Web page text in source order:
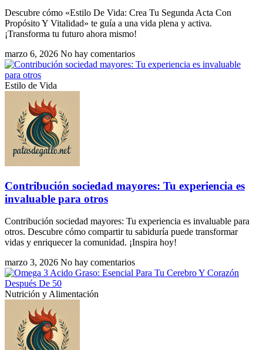
Descubre cómo «Estilo De Vida: Crea Tu Segunda Acta Con
Propósito Y Vitalidad» te guía a una vida plena y activa.
¡Transforma tu futuro ahora mismo!
marzo 6, 2026 No hay comentarios
Estilo de Vida
Contribución sociedad mayores: Tu experiencia es
invaluable para otros
Contribución sociedad mayores: Tu experiencia es invaluable para
otros. Descubre cómo compartir tu sabiduría puede transformar
vidas y enriquecer la comunidad. ¡Inspira hoy!
marzo 3, 2026 No hay comentarios
Nutrición y Alimentación